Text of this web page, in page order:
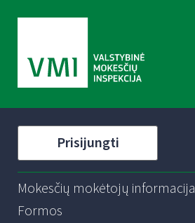
Prisijungti
Mokesčių mokėtojų informacija
Formos